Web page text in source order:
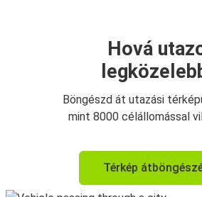
Hová
Böngészd át utazási
mint 8000 célállomással
Térkép